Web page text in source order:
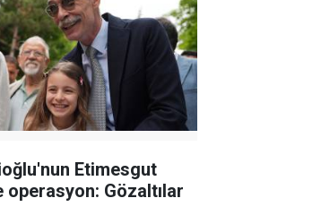
Etimesgut
operasyon: Gözaltılar